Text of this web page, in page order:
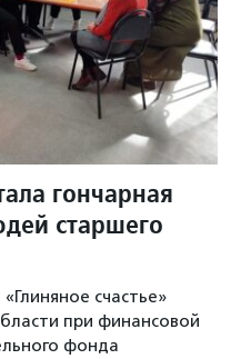
гончарная
старшего
счастье»
при финансовой
фонда